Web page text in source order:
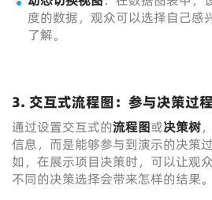
度的数据，观众可以选择自己感
了解。
3. 交互式流程图：参与决策过程
通过设置交互式的流程图或决策树
信息，而是能够参与到演示的决策
如，在展示项目决策时，可以让观
不同的决策选择会带来怎样的结果。